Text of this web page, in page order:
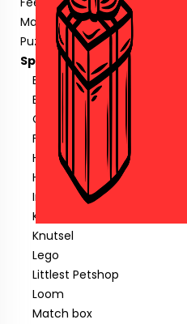
Maskers & Tattoos & Stickers.
Puzzels
Speelgoed
Barbie&Poppen
Buiten speelgoed
Crystalbricks
Fisher price
Hotwheels
Hout speelgoed
Indiaan
Klein speelgoed tot € 1,00
Knutsel
Lego
Littlest Petshop
Loom
Match box